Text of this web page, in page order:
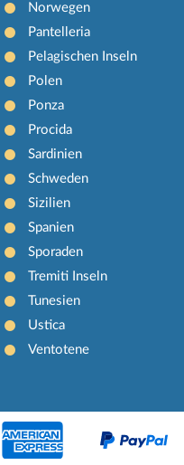
Norwegen
Pantelleria
Pelagischen Inseln
Polen
Ponza
Procida
Sardinien
Schweden
Sizilien
Spanien
Sporaden
Tremiti Inseln
Tunesien
Ustica
Ventotene